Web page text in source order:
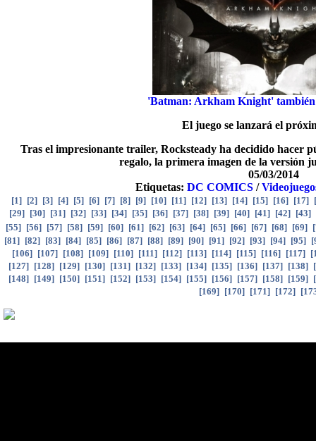
'Batman: Arkham Knight'
El juego se lanzará el
Tras el impresionante trailer, Rocksteady ha decidido hacer
regalo, la primera imagen de la versión
05/03/2014
Etiquetas: DC COMICS /
[1] [2] [3] [4] [5] [6] [7] [8] [9] [10] [11] [12] [13] [14] [15] [16] [17] [
[29] [30] [31] [32] [33] [34] [35] [36] [37] [38] [39] [40] [41] [42] [43]
[55] [56] [57] [58] [59] [60] [61] [62] [63] [64] [65] [66] [67] [68] [69] [
[81] [82] [83] [84] [85] [86] [87] [88] [89] [90] [91] [92] [93] [94] [95] [
[106] [107] [108] [109] [110] [111] [112] [113] [114] [115] [116] [117] [
[127] [128] [129] [130] [131] [132] [133] [134] [135] [136] [137] [138] [
[148] [149] [150] [151] [152] [153] [154] [155] [156] [157] [158] [159] [
[169] [170] [171] [172] [